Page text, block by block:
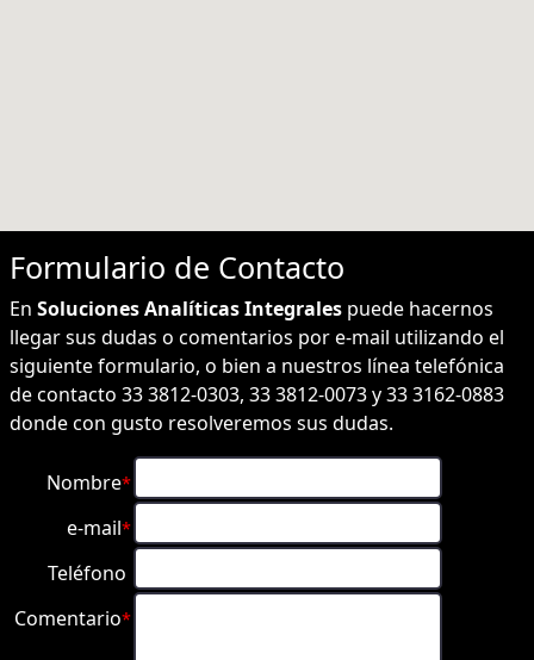
Formulario de Contacto
En Soluciones Analíticas Integrales puede hacernos
llegar sus dudas o comentarios por e-mail utilizando el
siguiente formulario, o bien a nuestros línea telefónica
de contacto 33 3812-0303, 33 3812-0073 y 33 3162-0883
donde con gusto resolveremos sus dudas.
Nombre*
e-mail*
Teléfono
Comentario*